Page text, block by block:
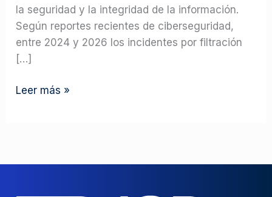
la seguridad y la integridad de la información.
Según reportes recientes de ciberseguridad,
entre 2024 y 2026 los incidentes por filtración
[…]
Leer más »